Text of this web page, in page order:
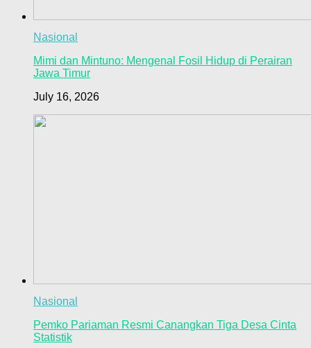
Nasional
Mimi dan Mintuno: Mengenal Fosil Hidup di Perairan
Jawa Timur
July 16, 2026
Nasional
Pemko Pariaman Resmi Canangkan Tiga Desa Cinta
Statistik